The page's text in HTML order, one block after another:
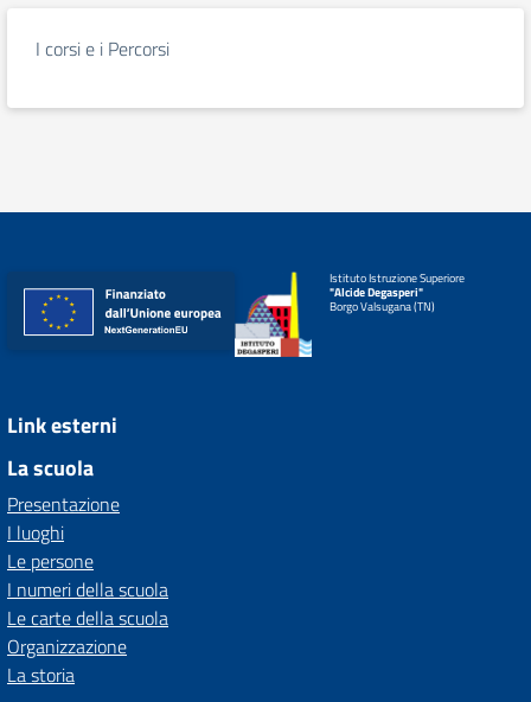
I corsi e i Percorsi
Istituto Istruzione Superiore
"Alcide Degasperi"
Borgo Valsugana (TN)
Link esterni
La scuola
Presentazione
I luoghi
Le persone
I numeri della scuola
Le carte della scuola
Organizzazione
La storia